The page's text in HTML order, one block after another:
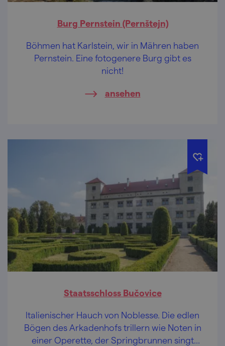
Burg Pernstein (Pernštejn)
Böhmen hat Karlstein, wir in Mähren haben
Pernstein. Eine fotogenere Burg gibt es
nicht!
ansehen
Staatsschloss Bučovice
Italienischer Hauch von Noblesse. Die edlen
Bögen des Arkadenhofs trillern wie Noten in
einer Operette, der Springbrunnen singt